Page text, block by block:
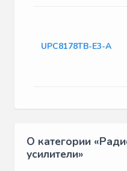
UPC8178TB-E3-A
О категории
усилители»